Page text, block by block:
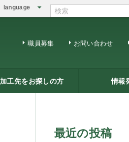
language
職員募集 お問い合わせ
加工先をお探しの方 情報
最近の投稿